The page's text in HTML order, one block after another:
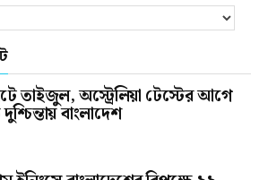
তাইজুল, অস্ট্রেলিয়া টেস্টের আগে
বাংলাদেশ